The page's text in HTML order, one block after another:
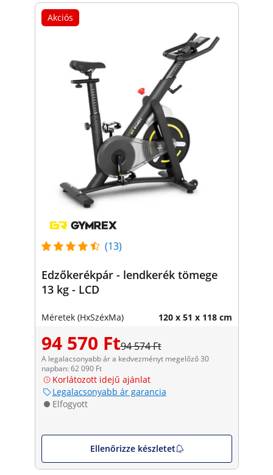
Akciós
(13)
Edzőkerékpár - lendkerék tömege
13 kg - LCD
Méretek (HxSzéxMa) 120 x 51 x 118 cm
94 570 Ft94 574 Ft
A legalacsonyabb ár a kedvezményt megelőző 30
napban: 62 090 Ft
Korlátozott idejű ajánlat
Legalacsonyabb ár garancia
Elfogyott
Ellenőrizze készletet